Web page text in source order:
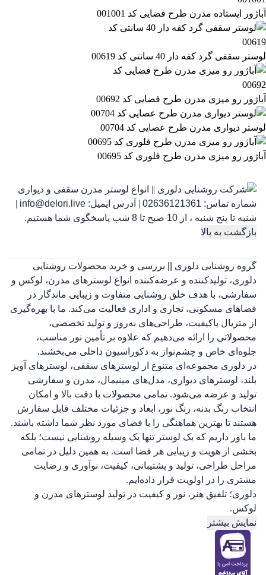
آباژور ایستاده مدرن طرح فضایی کد 001001
لوستر سقفی گرد کفه دار 40 سانتی کد 00619
آباژور رو میزی مدرن طرح فضایی کد 00692
لوستر دیواری مدرن طرح عصایی کد 00704
آباژور رو میزی مدرن طرح فلوری کد 00695
شماره تماس: 02636121361
| آدرس ایمیل: info@delori.live
|
شنبه تا پنج شنبه ، از 10 صبح تا 8 شب پاسخگوی شما هستیم.
بازگشت به بالا
گروه روشنایی دلوری || بررسی و خرید محصولات روشنایی
دلوری، تولیدکننده و عرضه‌کننده انواع لوسترهای مدرن، لوکس و
سفارشی، با هدف خلق روشنایی متفاوت و زیبایی ماندگار در
فضاهای مسکونی، تجاری و اداری فعالیت می‌کند. ما با بهره‌گیری
از متریال باکیفیت، طراحی‌های به‌روز و تولید تخصصی،
محصولاتی را ارائه می‌دهیم که علاوه بر تأمین نور مناسب،
جلوه‌ای خاص و چشم‌نواز به دکوراسیون داخلی می‌بخشند.
در دلوری مجموعه‌ای متنوع از لوسترهای سقفی، لوسترهای آویز
بلند، لوسترهای دیواری، مدل‌های مینیمال، مدرن و سفارشی
تولید و عرضه می‌شود. تمامی محصولات با دقت بالا و امکان
انتخاب رنگ بدنه، رنگ نور، ابعاد و جزئیات مختلف قابل سفارش
هستند تا بهترین هماهنگی را با فضای مورد نظر شما داشته باشند.
ما باور داریم که یک لوستر تنها یک وسیله روشنایی نیست؛ بلکه
بخشی از هویت و زیبایی هر فضا است. به همین دلیل در تمامی
مراحل طراحی، تولید و پشتیبانی، کیفیت، نوآوری و رضایت
مشتری را در اولویت قرار داده‌ایم.
دلوری؛ تلفیق هنر، نور و کیفیت در تولید لوسترهای مدرن و
لوکس.
نمایش بیشتر